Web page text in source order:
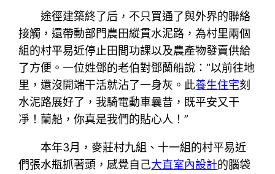
途徑建築終了后，不只買通了與外界的聯絡
接觸，還帶動部門農田縱貫水泥路，為村里兩個
組的村平易近停止田間功課以及農產物發賣供給
了方便。一位姓鄧的老伯對鄧蘭船說：“以前往地
里，還沒開端干活就沾了一身灰。此養生住宅刻
水泥路展好了，我騎電動車曩昔，既平安又干
凈！蘭船，你真是我們的貼心人！”
本年3月，麥莊村九組、十一組的村平易近
們張水瓶抓著頭，感覺自己大直室內設計的腦袋